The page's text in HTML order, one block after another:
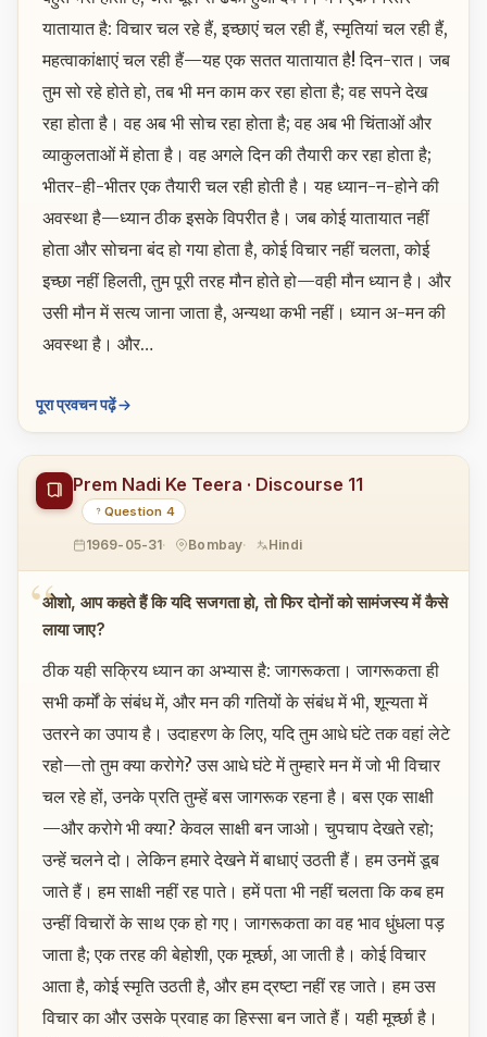
यातायात है: विचार चल रहे हैं, इच्छाएं चल रही हैं, स्मृतियां चल रही हैं,
महत्वाकांक्षाएं चल रही हैं—यह एक सतत यातायात है! दिन-रात। जब
तुम सो रहे होते हो, तब भी मन काम कर रहा होता है; वह सपने देख
रहा होता है। वह अब भी सोच रहा होता है; वह अब भी चिंताओं और
व्याकुलताओं में होता है। वह अगले दिन की तैयारी कर रहा होता है;
भीतर-ही-भीतर एक तैयारी चल रही होती है। यह ध्यान-न-होने की
अवस्था है—ध्यान ठीक इसके विपरीत है। जब कोई यातायात नहीं
होता और सोचना बंद हो गया होता है, कोई विचार नहीं चलता, कोई
इच्छा नहीं हिलती, तुम पूरी तरह मौन होते हो—वही मौन ध्यान है। और
उसी मौन में सत्य जाना जाता है, अन्यथा कभी नहीं। ध्यान अ-मन की
अवस्था है। और…
पूरा प्रवचन पढ़ें
Prem Nadi Ke Teera · Discourse 11
Question 4
1969-05-31 Bombay Hindi
ओशो, आप कहते हैं कि यदि सजगता हो, तो फिर दोनों को सामंजस्य में कैसे
लाया जाए?
ठीक यही सक्रिय ध्यान का अभ्यास है: जागरूकता। जागरूकता ही
सभी कर्मों के संबंध में, और मन की गतियों के संबंध में भी, शून्यता में
उतरने का उपाय है। उदाहरण के लिए, यदि तुम आधे घंटे तक वहां लेटे
रहो—तो तुम क्या करोगे? उस आधे घंटे में तुम्हारे मन में जो भी विचार
चल रहे हों, उनके प्रति तुम्हें बस जागरूक रहना है। बस एक साक्षी
—और करोगे भी क्या? केवल साक्षी बन जाओ। चुपचाप देखते रहो;
उन्हें चलने दो। लेकिन हमारे देखने में बाधाएं उठती हैं। हम उनमें डूब
जाते हैं। हम साक्षी नहीं रह पाते। हमें पता भी नहीं चलता कि कब हम
उन्हीं विचारों के साथ एक हो गए। जागरूकता का वह भाव धुंधला पड़
जाता है; एक तरह की बेहोशी, एक मूर्च्छा, आ जाती है। कोई विचार
आता है, कोई स्मृति उठती है, और हम द्रष्टा नहीं रह जाते। हम उस
विचार का और उसके प्रवाह का हिस्सा बन जाते हैं। यही मूर्च्छा है।